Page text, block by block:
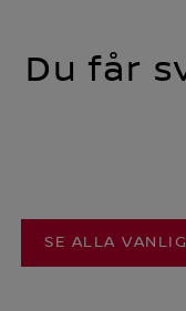
Du får
SE ALLA